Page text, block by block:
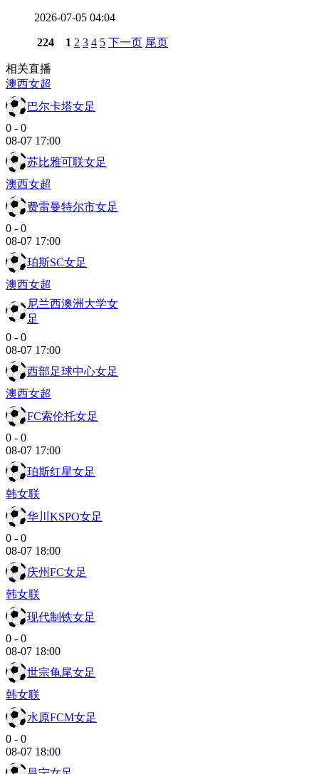
2026-07-05 04:04
224 1 2 3 4 5 下一页 尾页
相关直播
澳西女超
巴尔卡塔女足
0 - 0
08-07 17:00
苏比雅可联女足
澳西女超
费雷曼特尔市女足
0 - 0
08-07 17:00
珀斯SC女足
澳西女超
尼兰西澳洲大学女
足
0 - 0
08-07 17:00
西部足球中心女足
澳西女超
FC索伦托女足
0 - 0
08-07 17:00
珀斯红星女足
韩女联
华川KSPO女足
0 - 0
08-07 18:00
庆州FC女足
韩女联
现代制铁女足
0 - 0
08-07 18:00
世宗龟尾女足
韩女联
水原FCM女足
0 - 0
08-07 18:00